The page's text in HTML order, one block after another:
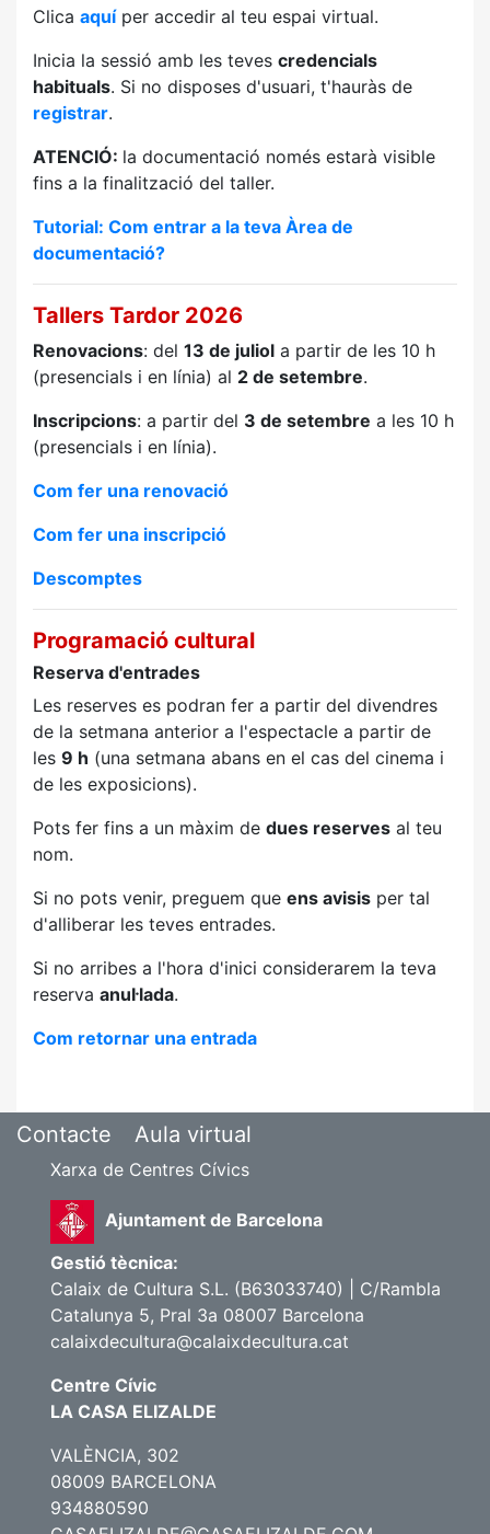
Clica aquíper accedir al teu espai virtual.
Inicia la sessió amb les teves credencials
habituals. Si no disposes d'usuari, t'hauràs de
registrar.
ATENCIÓ: la documentació només estarà visible
fins a la finalització del taller.
Tutorial: Com entrar a la teva Àrea de
documentació?
Tallers Tardor 2026
Renovacions: del 13 de juliol a partir de les 10 h
(presencials i en línia) al 2 de setembre.
Inscripcions: a partir del 3 de setembre a les 10 h
(presencials i en línia).
Com fer una renovació
Com fer una inscripció
Descomptes
Programació cultural
Reserva d'entrades
Les reserves es podran fer a partir del divendres
de la setmana anterior a l'espectacle a partir de
les 9 h (una setmana abans en el cas del cinema i
de les exposicions).
Pots fer fins a un màxim de dues reserves al teu
nom.
Si no pots venir, preguem que ens avisis per tal
d'alliberar les teves entrades.
Si no arribes a l'hora d'inici considerarem la teva
reserva anul·lada.
Com retornar una entrada
Contacte Aula virtual
Xarxa de Centres Cívics
Ajuntament de Barcelona
Gestió tècnica:
Calaix de Cultura S.L. (B63033740) | C/Rambla
Catalunya 5, Pral 3a 08007 Barcelona
calaixdecultura@calaixdecultura.cat
Centre Cívic
LA CASA ELIZALDE
VALÈNCIA, 302
08009 BARCELONA
934880590